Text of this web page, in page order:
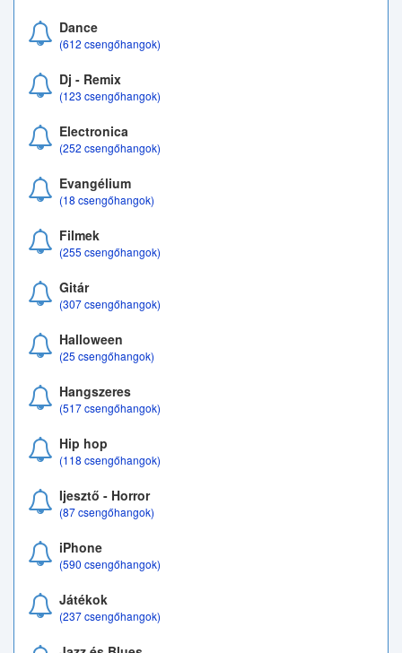
Dance
(612 csengőhangok)
Dj - Remix
(123 csengőhangok)
Electronica
(252 csengőhangok)
Evangélium
(18 csengőhangok)
Filmek
(255 csengőhangok)
Gitár
(307 csengőhangok)
Halloween
(25 csengőhangok)
Hangszeres
(517 csengőhangok)
Hip hop
(118 csengőhangok)
Ijesztő - Horror
(87 csengőhangok)
iPhone
(590 csengőhangok)
Játékok
(237 csengőhangok)